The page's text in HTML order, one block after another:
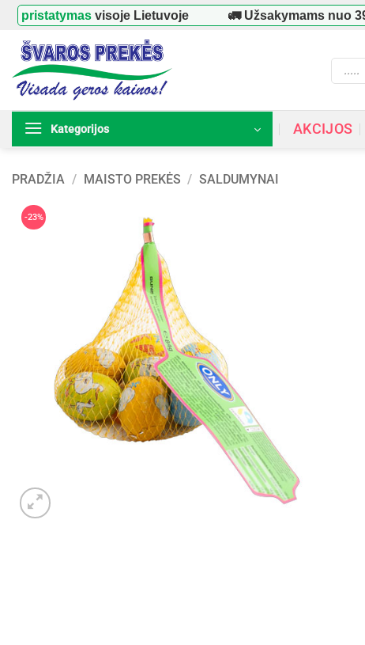
Skip
content
visoje Lietuvoje 🚛 Užsakymams nuo39 €–
search
Kategorijos AKCIJOS
PRADŽIA / MAISTO PREKĖS / SALDUMYNAI
-23%